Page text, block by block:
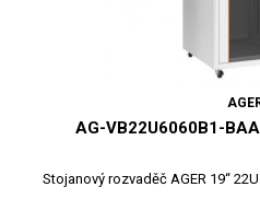
AG-VB22U6060B1-
Stojanový rozvaděč AGER 19“